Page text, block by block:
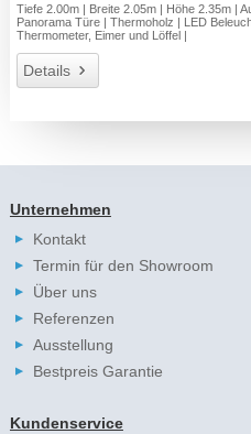
Tiefe 2.00m | Breite 2.05m | Höhe 2.35m |
Panorama Türe | Thermoholz | LED
Thermometer, Eimer und Löffel |
Details
Unternehmen
Kontakt
Termin für den Showroom
Über uns
Referenzen
Ausstellung
Bestpreis Garantie
Kundenservice